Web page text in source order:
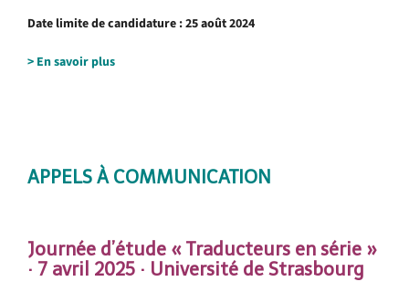
Date limite de candidature : 25 août 2024
> En savoir plus
APPELS À COMMUNICATION
Journée d’étude « Traducteurs en série »
· 7 avril 2025 · Université de Strasbourg